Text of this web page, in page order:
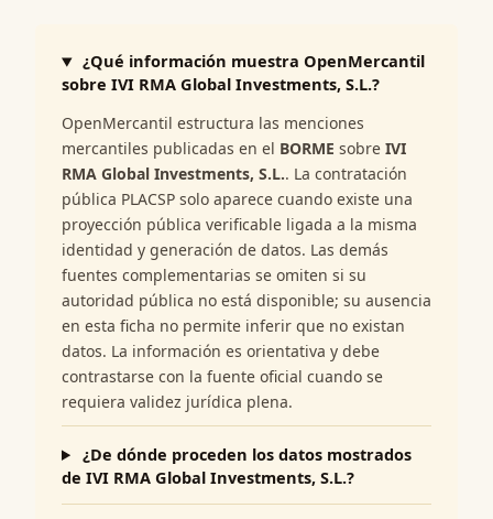
¿Qué información muestra OpenMercantil
sobre IVI RMA Global Investments, S.L.?
OpenMercantil estructura las menciones
mercantiles publicadas en el BORME sobre IVI
RMA Global Investments, S.L.. La contratación
pública PLACSP solo aparece cuando existe una
proyección pública verificable ligada a la misma
identidad y generación de datos. Las demás
fuentes complementarias se omiten si su
autoridad pública no está disponible; su ausencia
en esta ficha no permite inferir que no existan
datos. La información es orientativa y debe
contrastarse con la fuente oficial cuando se
requiera validez jurídica plena.
¿De dónde proceden los datos mostrados
de IVI RMA Global Investments, S.L.?